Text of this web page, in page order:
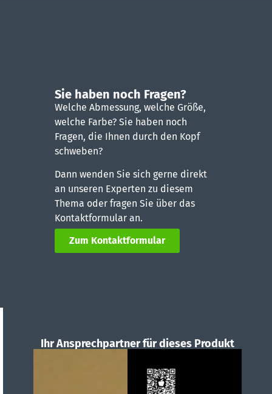
Sie haben noch Fragen?
Welche Abmessung, welche Größe,
welche Farbe? Sie haben noch
Fragen, die Ihnen durch den Kopf
schweben?
Dann wenden Sie sich gerne direkt
an unseren Experten zu diesem
Thema oder fragen Sie über das
Kontaktformular an.
Zum Kontaktformular
Ihr Ansprechpartner für dieses Produkt